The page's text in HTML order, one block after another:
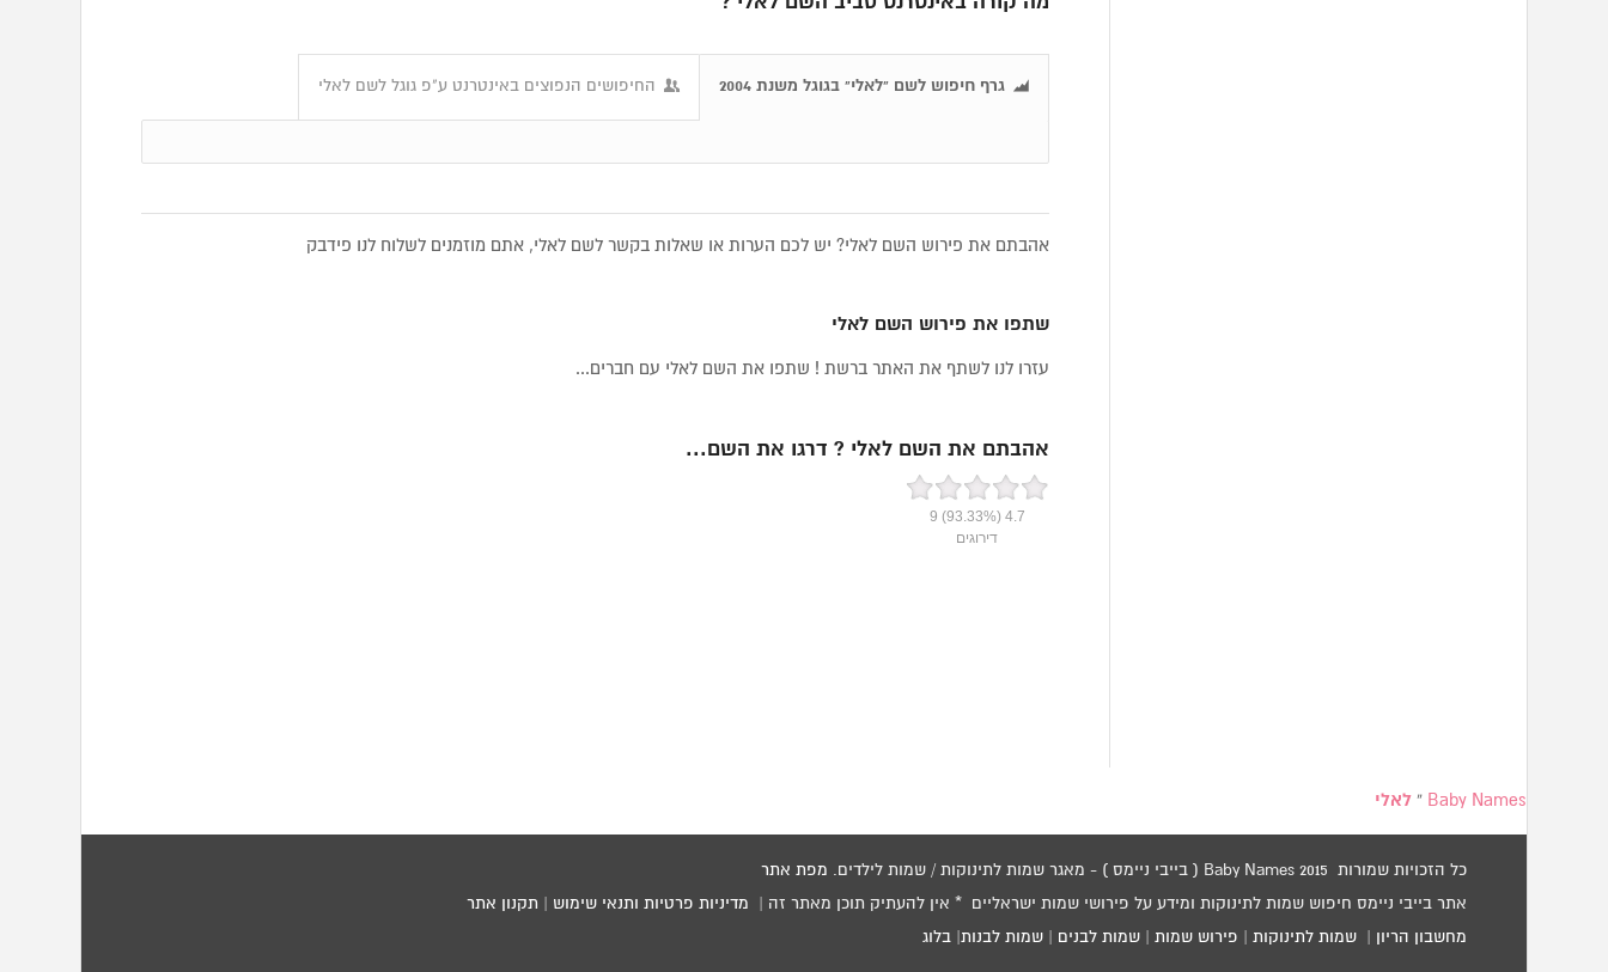
גרף חיפוש לשם "לאלי" בגוגל משנת 2004 החיפושים הנפוצים באינטרנט ע"פ גוגל לשם לאלי
אהבתם את פירוש השם לאלי? יש לכם הערות או שאלות בקשר לשם לאלי, אתם מוזמנים לשלוח לנו פידבק
שתפו את פירוש השם לאלי
עזרו לנו לשתף את האתר ברשת ! שתפו את השם לאלי עם חברים...
אהבתם את השם לאלי ? דרגו את השם...
4.7
(93.33%)
9
דירוגים
Baby Names
»לאלי
כל הזכויות שמורות 2015 Baby Names ( בייבי ניימס ) - מאגר שמות לתינוקות / שמות לילדים. מפת אתר
אתר בייבי ניימס חיפוש שמות לתינוקות ומידע על פירושי שמות ישראליים * אין להעתיק תוכן מאתר זה | מדיניות פרטיות ותנאי שימוש תקנון אתר
מחשבון הריון |שמות לתינוקות פירוש שמות |שמות לבנים |שמות לבנות בלוג